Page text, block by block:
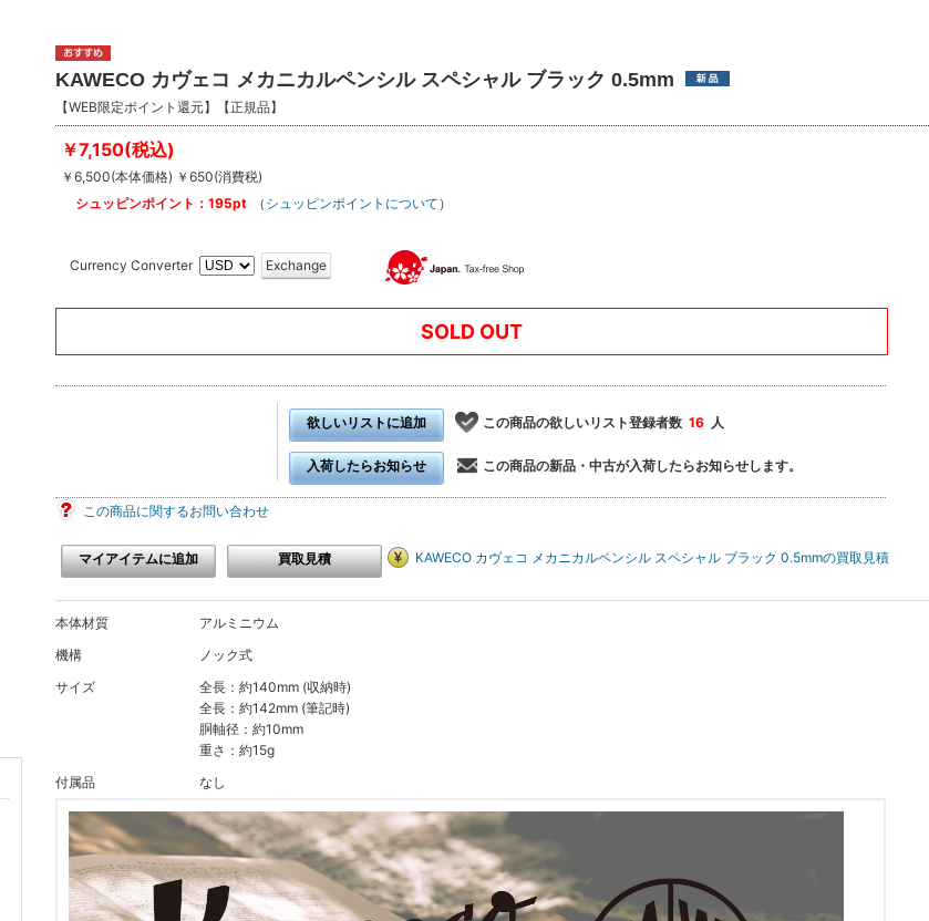
KAWECO カヴェコ メカニカルペンシル スペシャル ブラック 0.5mm
【WEB限定ポイント還元】【正規品】
￥7,150(税込)
￥6,500(本体価格) ￥650(消費税)
シュッピンポイント：195pt
（ シュッピンポイントについて ）
Currency Converter Exchange
SOLD OUT
欲しいリストに追加 この商品の欲しいリスト登録者数 16 人
入荷したらお知らせ この商品の新品・中古が入荷したらお知らせします。
この商品に関するお問い合わせ
マイアイテムに追加 買取見積 KAWECO カヴェコ メカニカルペンシル スペシャル ブラック 0.5mmの買取見積
本体材質
アルミニウム
機構
ノック式
サイズ
全長：約140mm (収納時)
全長：約142mm (筆記時)
胴軸径：約10mm
重さ：約15g
付属品
なし